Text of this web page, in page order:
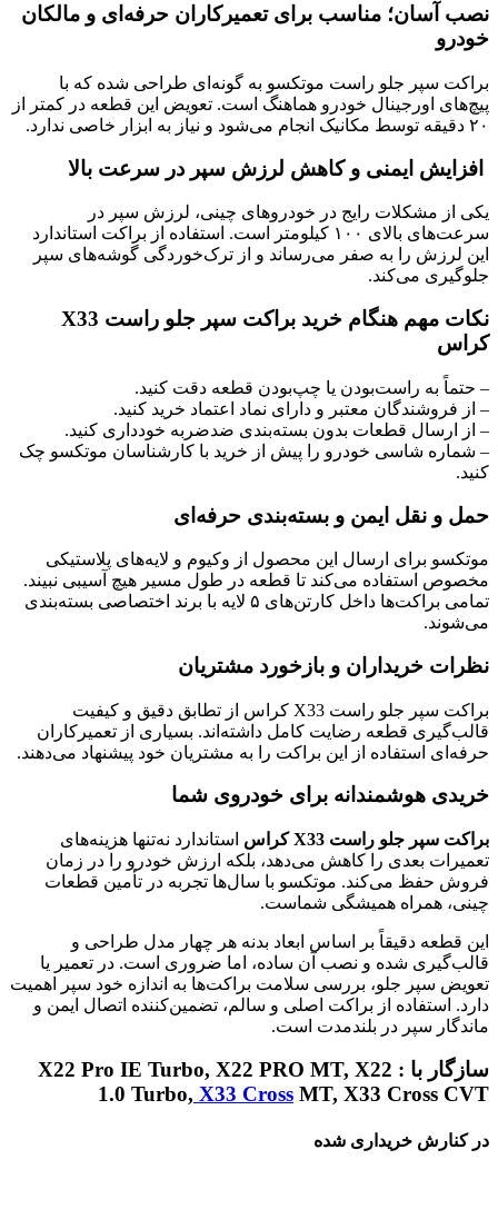
نصب آسان؛ مناسب برای تعمیرکاران حرفه‌ای و مالکان
خودرو
براکت سپر جلو راست موتکسو به گونه‌ای طراحی شده که با
پیچ‌های اورجینال خودرو هماهنگ است. تعویض این قطعه در کمتر از
۲۰ دقیقه توسط مکانیک انجام می‌شود و نیاز به ابزار خاصی ندارد.
افزایش ایمنی و کاهش لرزش سپر در سرعت بالا
یکی از مشکلات رایج در خودروهای چینی، لرزش سپر در
سرعت‌های بالای ۱۰۰ کیلومتر است. استفاده از براکت استاندارد
این لرزش را به صفر می‌رساند و از ترک‌خوردگی گوشه‌های سپر
جلوگیری می‌کند.
نکات مهم هنگام خرید براکت سپر جلو راست X33
کراس
– حتماً به راست‌بودن یا چپ‌بودن قطعه دقت کنید.
– از فروشندگان معتبر و دارای نماد اعتماد خرید کنید.
– از ارسال قطعات بدون بسته‌بندی ضدضربه خودداری کنید.
– شماره شاسی خودرو را پیش از خرید با کارشناسان موتکسو چک
کنید.
حمل و نقل ایمن و بسته‌بندی حرفه‌ای
موتکسو برای ارسال این محصول از وکیوم و لایه‌های پلاستیکی
مخصوص استفاده می‌کند تا قطعه در طول مسیر هیچ آسیبی نبیند.
تمامی براکت‌ها داخل کارتن‌های ۵ لایه با برند اختصاصی بسته‌بندی
می‌شوند.
نظرات خریداران و بازخورد مشتریان
براکت سپر جلو راست X33 کراس از تطابق دقیق و کیفیت
قالب‌گیری قطعه رضایت کامل داشته‌اند. بسیاری از تعمیرکاران
حرفه‌ای استفاده از این براکت را به مشتریان خود پیشنهاد می‌دهند.
خریدی هوشمندانه برای خودروی شما
براکت سپر جلو راست X33 کراس
استاندارد نه‌تنها هزینه‌های
تعمیرات بعدی را کاهش می‌دهد، بلکه ارزش خودرو را در زمان
فروش حفظ می‌کند. موتکسو با سال‌ها تجربه در تأمین قطعات
چینی، همراه همیشگی شماست.
این قطعه دقیقاً بر اساس ابعاد بدنه هر چهار مدل طراحی و
قالب‌گیری شده و نصب آن ساده، اما ضروری است. در تعمیر یا
تعویض سپر جلو، بررسی سلامت براکت‌ها به اندازه خود سپر اهمیت
دارد. استفاده از براکت اصلی و سالم، تضمین‌کننده اتصال ایمن و
ماندگار سپر در بلندمدت است.
سازگار با : X22 Pro IE Turbo, X22 PRO MT, X22
1.0 Turbo, X33 Cross MT, X33 Cross CVT
در کنارش خریداری شده